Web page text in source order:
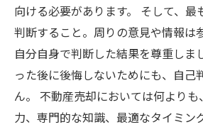
向ける必要があります。 そして、最
判断すること。周りの意見や情報は
自分自身で判断した結果を尊重しま
った後に後悔しないためにも、自己
ん。 不動産売却においては何より
力、専門的な知識、最適なタイミン